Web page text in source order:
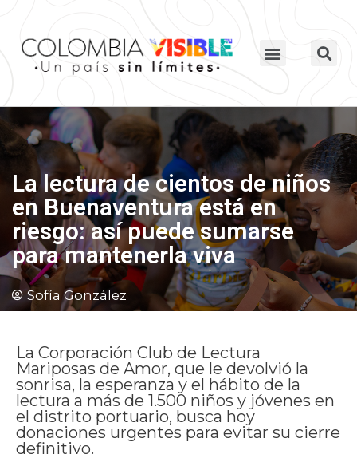
La lectura de cientos de niños
en Buenaventura está en
riesgo: así puede sumarse
para mantenerla viva
Sofía González
La Corporación Club de Lectura
Mariposas de Amor, que le devolvió la
sonrisa, la esperanza y el hábito de la
lectura a más de 1.500 niños y jóvenes en
el distrito portuario, busca hoy
donaciones urgentes para evitar su cierre
definitivo.